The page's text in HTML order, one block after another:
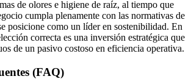
de olores e higiene de raíz, al tiempo que
cumpla plenamente con las normativas de
posicione como un líder en sostenibilidad. En
correcta es una inversión estratégica que
de un pasivo costoso en eficiencia operativa.
(FAQ)